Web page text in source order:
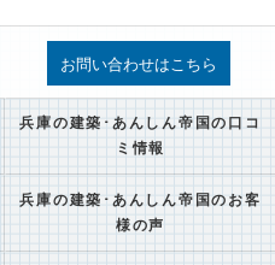
お問い合わせはこちら
兵庫の建築･あんしん帝国の口コ
ミ情報
兵庫の建築･あんしん帝国のお客
様の声